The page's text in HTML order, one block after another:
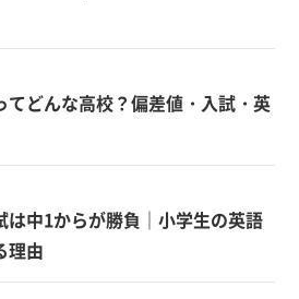
てどんな高校？偏差値・入試・英
は中1からが勝負｜小学生の英語
理由